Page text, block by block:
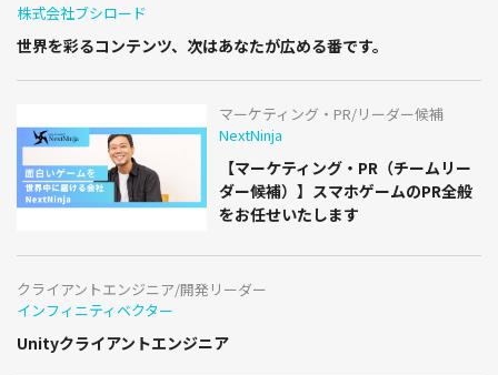
株式会社ブシロード
世界を彩るコンテンツ、次はあなたが広める番です。
マーケティング・PR/リーダー候補
NextNinja
【マーケティング・PR（チームリー
ダー候補）】スマホゲームのPR全般
をお任せいたします
クライアントエンジニア/開発リーダー
インフィニティベクター
Unityクライアントエンジニア